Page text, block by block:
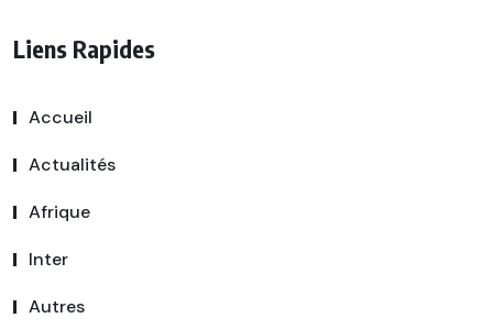
Liens Rapides
Accueil
Actualités
Afrique
Inter
Autres